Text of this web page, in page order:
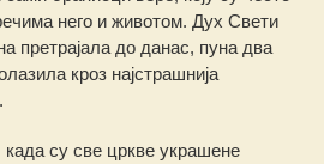
него и животом. Дух Свети
претрајала до данас, пуна два
кроз најстрашнија
када су све цркве украшене